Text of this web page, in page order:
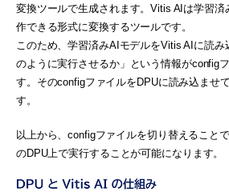
変換ツールで生成されます。Vitis AIは学習済
作できる形式に変換するツールです。
このため、学習済みAIモデルをVitis AIに読み
のように実行させるか」という情報がconfig
す。そのconfigファイルをDPUに読み込ませ
す。
以上から、configファイルを切り替えること
のDPU上で実行することが可能になります。